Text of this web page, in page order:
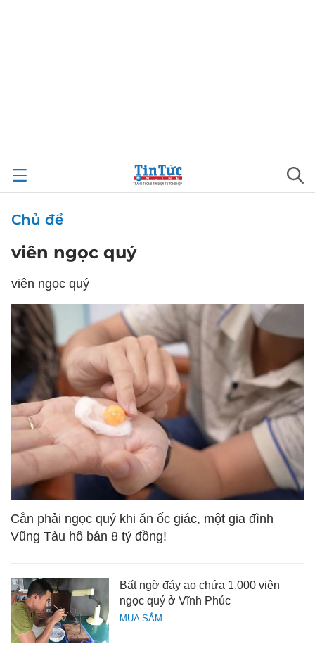
Chủ đề
viên ngọc quý
viên ngọc quý
Cắn phải ngọc quý khi ăn ốc giác, một gia đình
Vũng Tàu hô bán 8 tỷ đồng!
MUA SẮM
Bất ngờ đáy ao chứa 1.000 viên
ngọc quý ở Vĩnh Phúc